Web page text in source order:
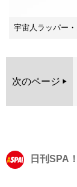
宇宙人ラッパー
次のページ
日刊SPA